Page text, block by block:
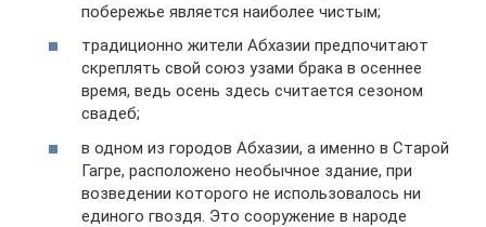
побережье является наиболее чистым;
традиционно жители Абхазии предпочитают
скреплять свой союз узами брака в осеннее
время, ведь осень здесь считается сезоном
свадеб;
в одном из городов Абхазии, а именно в Старой
Гагре, расположено необычное здание, при
возведении которого не использовалось ни
единого гвоздя. Это сооружение в народе